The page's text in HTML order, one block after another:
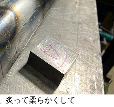
炙って柔らかくして